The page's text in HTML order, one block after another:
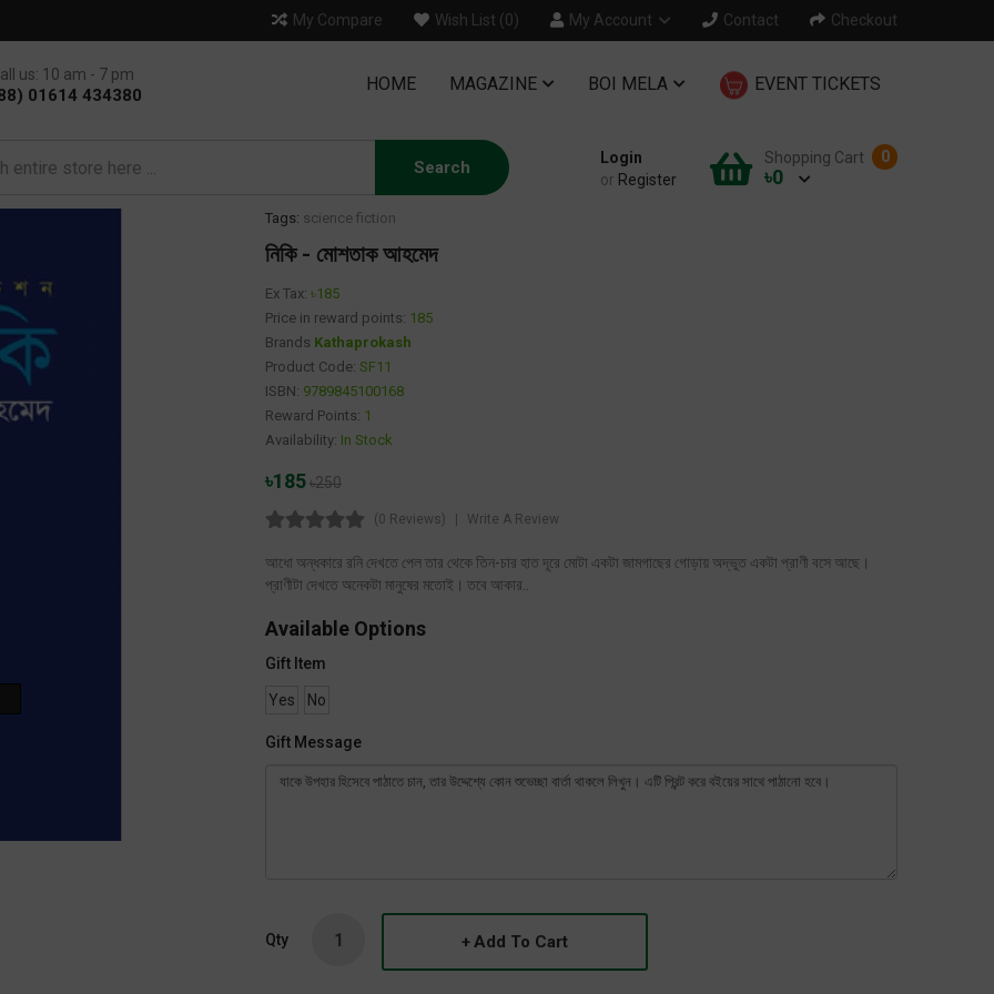
My Compare Wish List (0) My Account Contact Checkout
us: 10 am - 7 pm
01614 434380
HOME MAGAZINE BOI MELA EVENT TICKETS
Search
Login
or Register
0
Shopping Cart
৳0
Tags: science fiction
নিকি - মোশতাক আহমেদ
Ex Tax: ৳185
Price in reward points: 185
Brands Kathaprokash
Product Code: SF11
ISBN: 9789845100168
Reward Points: 1
Availability: In Stock
৳185৳250
(0 Reviews) Write A Review
আধো অন্ধকারে রনি দেখতে পেল তার থেকে তিন-চার হাত দূরে মোটা একটা জামগাছের গোড়ায় অদ্ভুত একটা প্রাণী বসে আছে।
প্রাণীটা দেখতে অনেকটা মানুষের মতোই। তবে আকার..
Available Options
Gift Item
Yes No
Gift Message
Qty Add To Cart